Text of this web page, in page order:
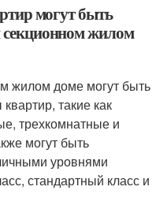
могут быть
жилом
жилом доме могут быть
такие как
трехкомнатные и
могут быть
уровнями
стандартный класс и